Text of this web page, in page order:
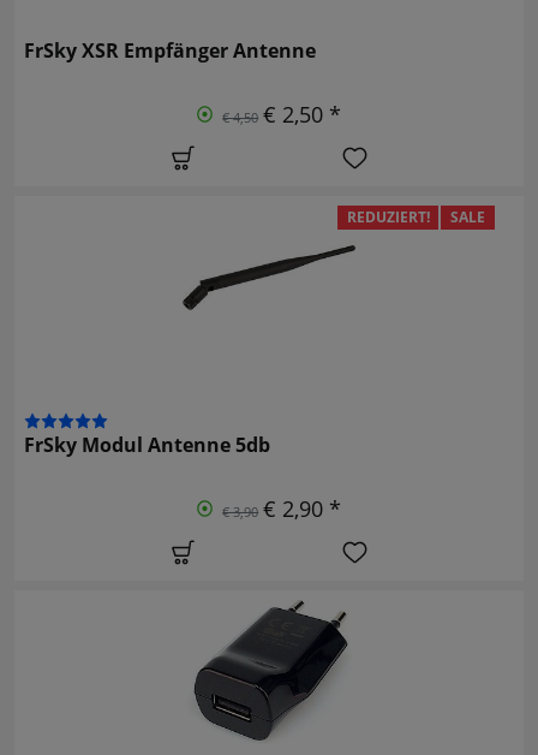
FrSky XSR Empfänger Antenne
€ 4,50 € 2,50 *
REDUZIERT! SALE
FrSky Modul Antenne 5db
€ 3,90 € 2,90 *